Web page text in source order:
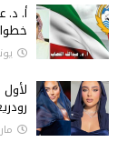
أ‌. د.
يونيو
مارس